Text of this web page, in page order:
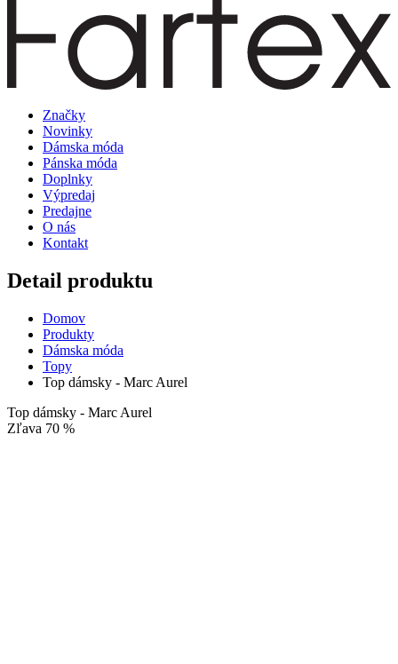
Značky
Novinky
Dámska móda
Pánska móda
Doplnky
Výpredaj
Predajne
O nás
Kontakt
Detail produktu
Domov
Produkty
Dámska móda
Topy
Top dámsky - Marc Aurel
Top dámsky - Marc Aurel
Zľava 70 %